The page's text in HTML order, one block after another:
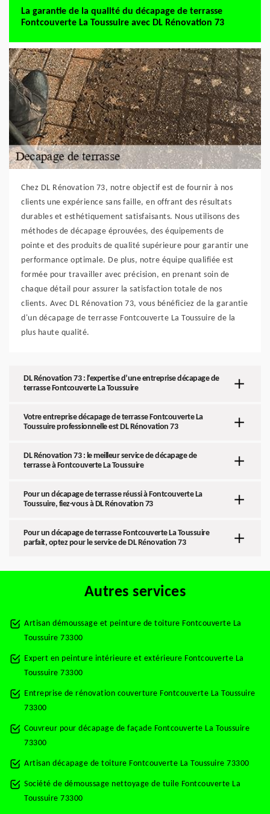
La garantie de la qualité du décapage de terrasse
Fontcouverte La Toussuire avec DL Rénovation 73
Chez DL Rénovation 73, notre objectif est de fournir à nos
clients une expérience sans faille, en offrant des résultats
durables et esthétiquement satisfaisants. Nous utilisons des
méthodes de décapage éprouvées, des équipements de
pointe et des produits de qualité supérieure pour garantir une
performance optimale. De plus, notre équipe qualifiée est
formée pour travailler avec précision, en prenant soin de
chaque détail pour assurer la satisfaction totale de nos
clients. Avec DL Rénovation 73, vous bénéficiez de la garantie
d'un décapage de terrasse Fontcouverte La Toussuire de la
plus haute qualité.
DL Rénovation 73 : l’expertise d’une entreprise décapage de
terrasse Fontcouverte La Toussuire
Votre entreprise décapage de terrasse Fontcouverte La
Toussuire professionnelle est DL Rénovation 73
DL Rénovation 73 : le meilleur service de décapage de
terrasse à Fontcouverte La Toussuire
Pour un décapage de terrasse réussi à Fontcouverte La
Toussuire, fiez-vous à DL Rénovation 73
Pour un décapage de terrasse Fontcouverte La Toussuire
parfait, optez pour le service de DL Rénovation 73
Autres services
Artisan démoussage et peinture de toiture Fontcouverte La
Toussuire 73300
Expert en peinture intérieure et extérieure Fontcouverte La
Toussuire 73300
Entreprise de rénovation couverture Fontcouverte La Toussuire
73300
Couvreur pour décapage de façade Fontcouverte La Toussuire
73300
Artisan décapage de toiture Fontcouverte La Toussuire 73300
Société de démoussage nettoyage de tuile Fontcouverte La
Toussuire 73300